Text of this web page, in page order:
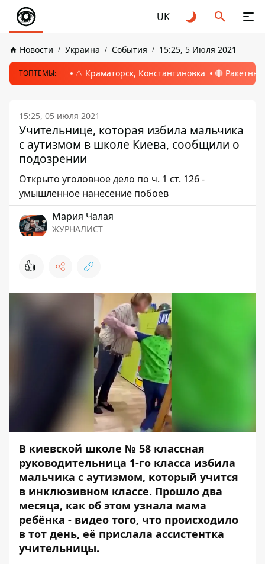
UK
Новости Украина События 15:25, 5 Июля 2021
ТОПТЕМЫ: ⚠️ Краматорск, Константиновка 🔴
15:25, 05 июля 2021
Учительнице, которая избила мальчика
с аутизмом в школе Киева, сообщили о
подозрении
Открыто уголовное дело по ч. 1 ст. 126 -
умышленное нанесение побоев
Мария Чалая
ЖУРНАЛИСТ
👍
В киевской школе № 58 классная
руководительница 1-го класса избила
мальчика с аутизмом, который учится
в инклюзивном классе. Прошло два
месяца, как об этом узнала мама
ребёнка - видео того, что происходило
в тот день, её прислала ассистентка
учительницы.